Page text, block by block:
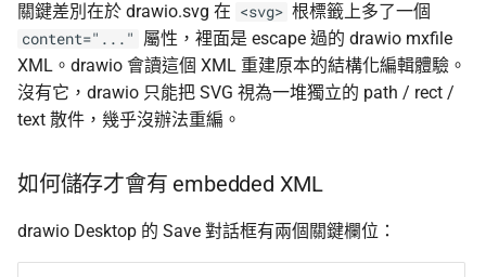
關鍵差別在於 drawio.svg 在 <svg> 根標籤上多了一個
content="..."
屬性，裡面是 escape 過的 drawio mxfile
XML。drawio 會讀這個 XML 重建原本的結構化編輯體驗。
沒有它，drawio 只能把 SVG 視為一堆獨立的 path / rect /
text 散件，幾乎沒辦法重編。
如何儲存才會有 embedded XML
drawio Desktop 的 Save 對話框有兩個關鍵欄位：